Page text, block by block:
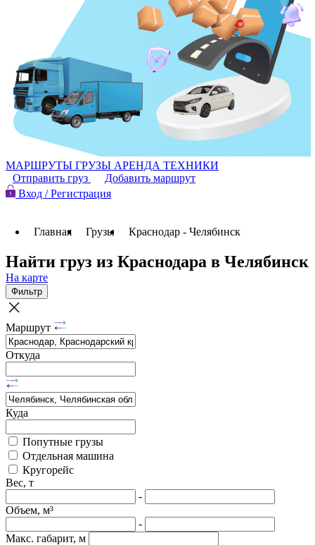
МАРШРУТЫ ГРУЗЫ АРЕНДА ТЕХНИКИ
Отправить груз
Добавить маршрут
Вход / Регистрация
Главная Грузы Краснодар - Челябинск
Найти груз из Краснодара в Челябинск
На карте
Фильтр
Маршрут
Откуда
Куда
Попутные грузы
Отдельная машина
Кругорейс
Вес, т
-
Объем, м³
-
Макс. габарит, м